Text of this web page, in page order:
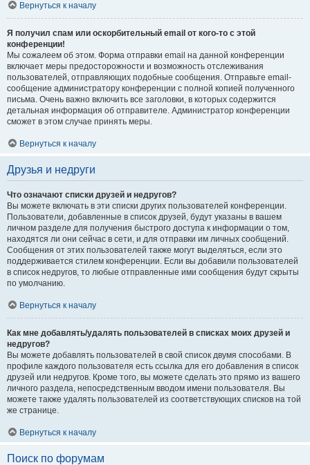
Вернуться к началу
Я получил спам или оскорбительный email от кого-то с этой
конференции!
Мы сожалеем об этом. Форма отправки email на данной конференции
включает меры предосторожности и возможность отслеживания
пользователей, отправляющих подобные сообщения. Отправьте email-
сообщение администратору конференции с полной копией полученного
письма. Очень важно включить все заголовки, в которых содержится
детальная информация об отправителе. Администратор конференции
сможет в этом случае принять меры.
Вернуться к началу
Друзья и недруги
Что означают списки друзей и недругов?
Вы можете включать в эти списки других пользователей конференции.
Пользователи, добавленные в список друзей, будут указаны в вашем
личном разделе для получения быстрого доступа к информации о том,
находятся ли они сейчас в сети, и для отправки им личных сообщений.
Сообщения от этих пользователей также могут выделяться, если это
поддерживается стилем конференции. Если вы добавили пользователей
в список недругов, то любые отправленные ими сообщения будут скрыты
по умолчанию.
Вернуться к началу
Как мне добавлять/удалять пользователей в списках моих друзей и
недругов?
Вы можете добавлять пользователей в свой список двумя способами. В
профиле каждого пользователя есть ссылка для его добавления в список
друзей или недругов. Кроме того, вы можете сделать это прямо из вашего
личного раздела, непосредственным вводом имени пользователя. Вы
можете также удалять пользователей из соответствующих списков на той
же странице.
Вернуться к началу
Поиск по форумам